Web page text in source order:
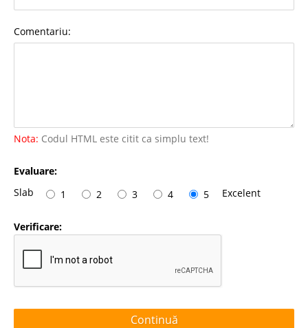
Comentariu:
Nota: Codul HTML este citit ca simplu text!
Evaluare:
Slab
1 2 3 4 5 Excelent
Verificare:
Continuă